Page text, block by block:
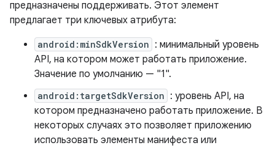
предназначены поддерживать. Этот элемент
предлагает три ключевых атрибута:
android:minSdkVersion : минимальный уровень
API, на котором может работать приложение.
Значение по умолчанию — "1".
android:targetSdkVersion : уровень API, на
котором предназначено работать приложение. В
некоторых случаях это позволяет приложению
использовать элементы манифеста или